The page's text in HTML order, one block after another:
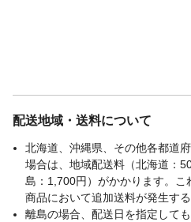
配送地域・送料について
北海道、沖縄県、その他各都道
場合は、地域配送料（北海道：
島：1,700円）がかかります。
商品において追加送料が発生す
離島の場合、配送日を指定して